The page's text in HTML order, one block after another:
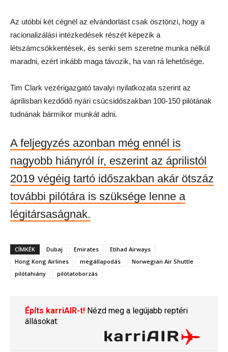
Az utóbbi két cégnél az elvándorlást csak ösztönzi, hogy a
racionalizálási intézkedések részét képezik a
létszámcsökkentések, és senki sem szeretne munka nélkül
maradni, ezért inkább maga távozik, ha van rá lehetősége.
Tim Clark vezérigazgató tavalyi nyilatkozata szerint az
áprilisban kezdődő nyári csúcsidőszakban 100-150 pilótának
tudnának bármikor munkát adni.
A feljegyzés azonban még ennél is
nagyobb hiányról ír, eszerint az áprilistól
2019 végéig tartó időszakban akár ötszáz
további pilótára is szüksége lenne a
légitársaságnak.
CÍMKÉK Dubaj Emirates
Etihad Airways
Hong Kong Airlines
megállapodás
Norwegian Air Shuttle
pilótahiány
pilótatoborzás
Építs karriAIR-t! Nézd meg a legújabb reptéri
állásokat: